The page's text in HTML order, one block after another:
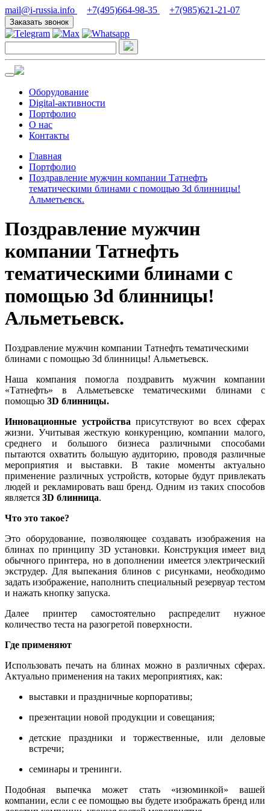
mail@i-russia.info +7(495)664-98-35 +7(985)621-21-07
Заказать звонок
Оборудование
Digital-активности
Портфолио
О нас
Контакты
Главная
Портфолио
Поздравление мужчин компании Татнефть
тематическими блинами с помощью 3d блинницы!
Альметьевск.
Поздравление мужчин
компании Татнефть
тематическими блинами с
помощью 3d блинницы!
Альметьевск.
Поздравление мужчин компании Татнефть тематическими
блинами с помощью 3d блинницы! Альметьевск.
Наша компания помогла поздравить мужчин компании
«Татнефть» в Альметьевске тематическими блинами с
помощью 3D блинницы.
Инновационные устройства присутствуют во всех сферах
жизни. Учитывая жесткую конкуренцию, компании малого,
среднего и большого бизнеса различными способами
пытаются охватить большую аудиторию, проводя различные
мероприятия и выставки. В такие моменты актуально
применение различных устройств, которые будут привлекать
людей и рекламировать ваш бренд. Одним из таких способов
является 3D блинница.
Что это такое?
Это оборудование, позволяющее создавать изображения на
блинах по принципу 3D установки. Конструкция имеет вид
обычного принтера, но в дополнении имеется электрический
экструдер. Для выпекания блинов с рисунками, необходимо
задать изображение, наполнить специальный резервуар тестом
и нажать кнопку запуска.
Далее принтер самостоятельно распределит нужное
количество теста на разогретой поверхности.
Где применяют
Использовать печать на блинах можно в различных сферах.
Актуально применения на таких мероприятиях, как:
выставки и праздничные корпоративы;
презентации новой продукции и совещания;
детские праздники и торжественные, или деловые
встречи;
семинары и тренинги.
Подобная выпечка может стать «изюминкой» вашей
компании, если с ее помощью вы будете изображать бренд или